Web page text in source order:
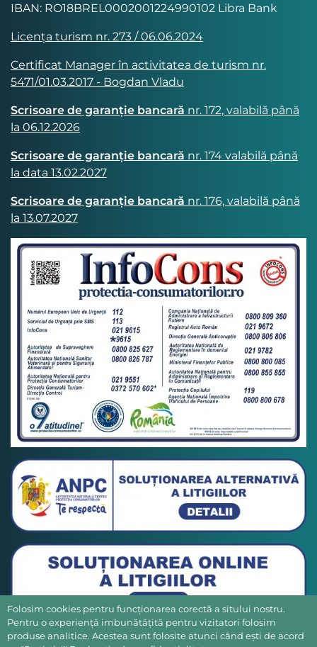
IBAN: RO18BREL0002001224990102 Libra Bank
Licența turism nr. 273 / 06.06.2024
Certificat Manager în activitatea de turism nr.
5471/01.03.2017 - Bogdan Vladu
Scrisoare de garanție bancară nr. 172, valabilă până
la 06.12.2026
Scrisoare de garanție bancară nr. 174 valabilă până
la data 13.02.2027
Scrisoare de garanție bancară nr. 176, valabilă până
la 13.07.2027
Folosim cookies pentru funcționarea corectă a sitului nostru.
Pentru o experiență imbunătățită pentru vizitatori folosim
produse analitice. Acestea sunt folosite atunci când ești de acord